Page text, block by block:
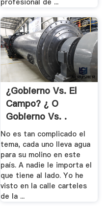
profesional de ...
¿Gobierno Vs. El
Campo? ¿ O
Gobierno Vs. .
No es tan complicado el
tema, cada uno lleva agua
para su molino en este
país. A nadie le importa el
que tiene al lado. Yo he
visto en la calle carteles
de la ...